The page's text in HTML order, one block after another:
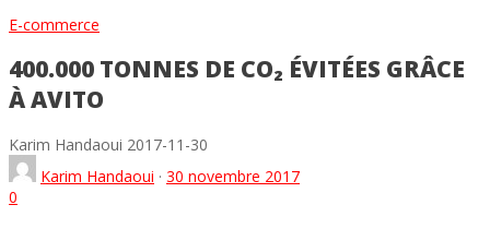
E-commerce
400.000 TONNES DE CO₂ ÉVITÉES GRÂCE
À AVITO
Karim Handaoui 2017-11-30
Karim Handaoui · 30 novembre 2017
0